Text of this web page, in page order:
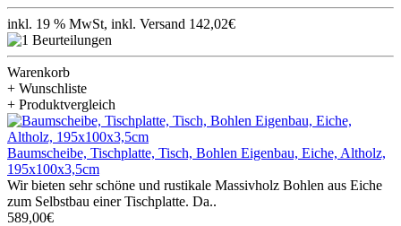
inkl. 19 % MwSt, inkl. Versand 142,02€
Warenkorb
+ Wunschliste
+ Produktvergleich
Baumscheibe, Tischplatte, Tisch, Bohlen Eigenbau, Eiche, Altholz,
195x100x3,5cm
Wir bieten sehr schöne und rustikale Massivholz Bohlen aus Eiche
zum Selbstbau einer Tischplatte. Da..
589,00€